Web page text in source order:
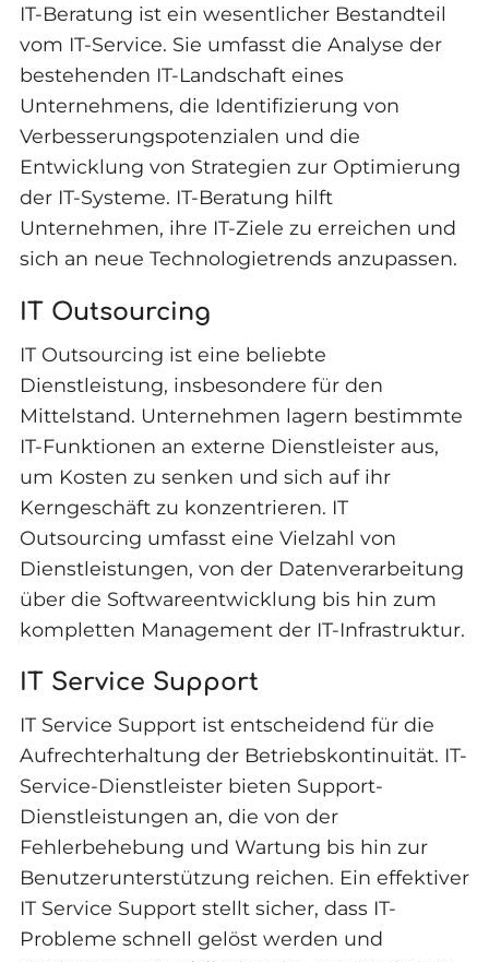
IT-Beratung ist ein wesentlicher Bestandteil
vom IT-Service. Sie umfasst die Analyse der
bestehenden IT-Landschaft eines
Unternehmens, die Identifizierung von
Verbesserungspotenzialen und die
Entwicklung von Strategien zur Optimierung
der IT-Systeme. IT-Beratung hilft
Unternehmen, ihre IT-Ziele zu erreichen und
sich an neue Technologietrends anzupassen.
IT Outsourcing
IT Outsourcing ist eine beliebte
Dienstleistung, insbesondere für den
Mittelstand. Unternehmen lagern bestimmte
IT-Funktionen an externe Dienstleister aus,
um Kosten zu senken und sich auf ihr
Kerngeschäft zu konzentrieren. IT
Outsourcing umfasst eine Vielzahl von
Dienstleistungen, von der Datenverarbeitung
über die Softwareentwicklung bis hin zum
kompletten Management der IT-Infrastruktur.
IT Service Support
IT Service Support ist entscheidend für die
Aufrechterhaltung der Betriebskontinuität. IT-
Service-Dienstleister bieten Support-
Dienstleistungen an, die von der
Fehlerbehebung und Wartung bis hin zur
Benutzerunterstützung reichen. Ein effektiver
IT Service Support stellt sicher, dass IT-
Probleme schnell gelöst werden und